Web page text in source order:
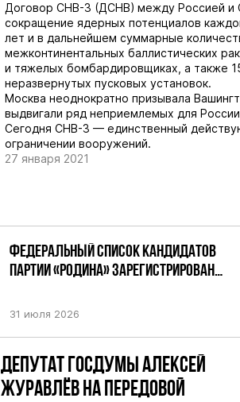
Договор СНВ-3 (ДСНВ) между Россией и
сокращение ядерных потенциалов
лет и в дальнейшем суммарные
межконтинентальных баллистических
и тяжелых бомбардировщиках, а также
неразвернутых пусковых установок.
Москва неоднократно призывала
выдвигали ряд неприемлемых для
Сегодня СНВ-3 — единственный
ограничении вооружений.
27 января 2021
ФЕДЕРАЛЬНЫЙ СПИСОК КАНДИДАТОВ
ПАРТИИ «РОДИНА» ЗАРЕГИСТРИРОВАН
31 июля 2026
ДЕПУТАТ ГОСДУМЫ АЛЕКСЕЙ
ЖУРАВЛЁВ НА ПЕРЕДОВОЙ